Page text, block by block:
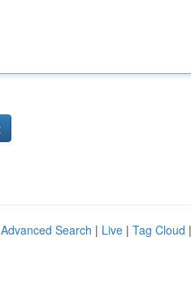
Advanced Search | Live | Tag Cloud |